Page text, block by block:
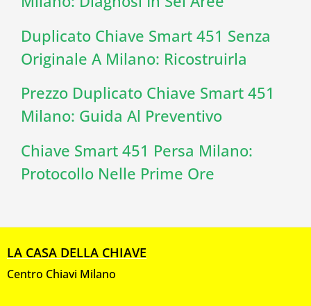
Duplicato Chiave Smart 451 Senza
Originale A Milano: Ricostruirla
Prezzo Duplicato Chiave Smart 451
Milano: Guida Al Preventivo
Chiave Smart 451 Persa Milano:
Protocollo Nelle Prime Ore
LA CASA DELLA CHIAVE
Centro Chiavi Milano